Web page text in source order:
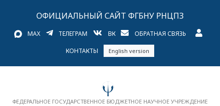
ОФИЦИАЛЬНЫЙ САЙТ ФГБНУ РНЦПЗ
MAX ТЕЛЕГРАМ ВК ОБРАТНАЯ СВЯЗЬ
КОНТАКТЫ English version
ФЕДЕРАЛЬНОЕ ГОСУДАРСТВЕННОЕ БЮДЖЕТНОЕ НАУЧНОЕ УЧРЕЖДЕНИЕ